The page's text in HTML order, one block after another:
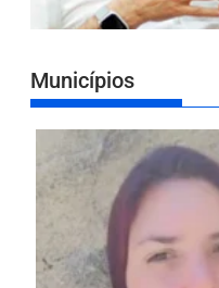
Municípios